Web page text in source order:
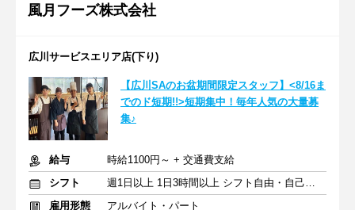
風月フーズ株式会社
広川サービスエリア店(下り)
【広川SAのお盆期間限定スタッフ】<8/16ま
でのド短期!!>短期集中！毎年人気の大量募
集♪
給与
時給1100円～ + 交通費支給
シフト
週1日以上 1日3時間以上 シフト自由・自己申告
雇用形態
アルバイト・パート